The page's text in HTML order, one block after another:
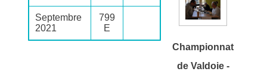
Septembre
2021
799
E
Championnat
de Valdoie -